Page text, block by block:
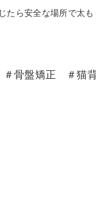
ら安全な場所で太
骨盤矯正 ＃猫